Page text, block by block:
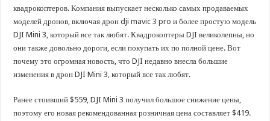
В Краснодарском крае с начала года капитально отремонтировали 209
Важные правила обращения в вашу страховую компанию
В городах и районах Кубани отметили День России
Стартовал прием заявок на 20-й юбилейный молодежный форум «Регион 93»
квадрокоптеров. Компания выпускает несколько самых продаваемых
моделей дронов, включая дронdji mavic 3 pro и более простую модель
DJI Mini 3, который все так любят. Квадрокоптеры DJI великолепны, но
они также довольно дороги, если покупать их по полной цене. Вот
почему это огромная новость, что DJI недавно внесла большие
изменения в дрон DJI Mini 3, который все так любят.
Ранее стоивший $559, DJI Mini 3 получил большое снижение цены,
поэтому его новая рекомендованная розничная цена составляет $419.